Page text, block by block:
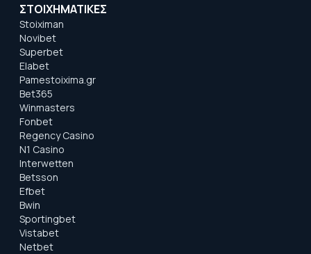
ΣΤΟΙΧΗΜΑΤΙΚΕΣ
Stoiximan
Novibet
Superbet
Elabet
Pamestoixima.gr
Bet365
Winmasters
Fonbet
Regency Casino
N1 Casino
Interwetten
Betsson
Efbet
Bwin
Sportingbet
Vistabet
Netbet